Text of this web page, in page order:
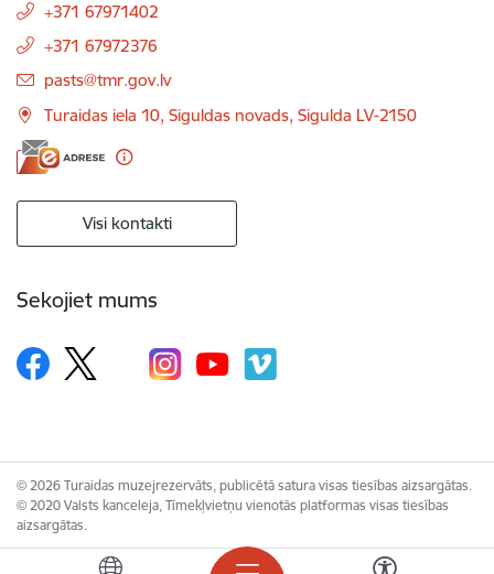
+371 67971402
+371 67972376
E-pasts:
pasts@tmr.gov.lv
Turaidas iela 10, Siguldas novads, Sigulda LV-2150
Visi kontakti
Sekojiet mums
© 2026 Turaidas muzejrezervāts, publicētā satura visas tiesības aizsargātas.
© 2020 Valsts kanceleja, Tīmekļvietņu vienotās platformas visas tiesības
aizsargātas.